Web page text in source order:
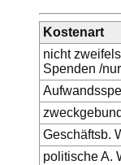
Kostenart
nicht
Spenden /
Geschäftsb.
politische A.